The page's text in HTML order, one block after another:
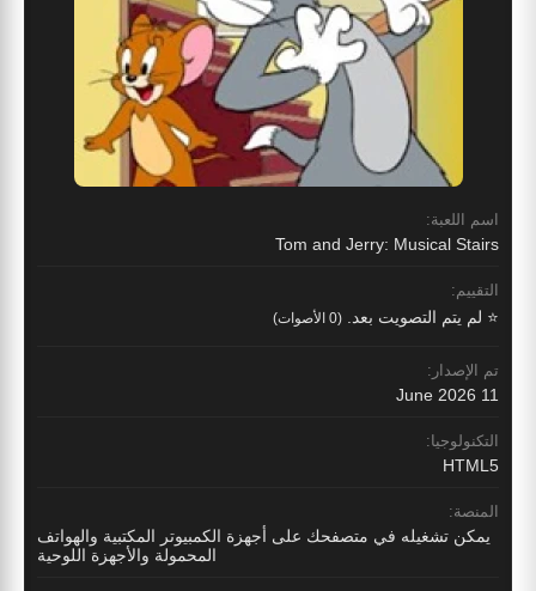
اسم اللعبة:
Tom and Jerry: Musical Stairs
التقييم:
⭐ لم يتم التصويت بعد. (0 الأصوات)
تم الإصدار:
11 June 2026
التكنولوجيا:
HTML5
المنصة:
يمكن تشغيله في متصفحك على أجهزة الكمبيوتر المكتبية والهواتف
المحمولة والأجهزة اللوحية